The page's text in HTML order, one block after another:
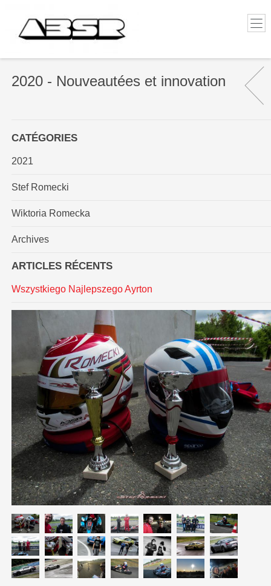
2020 - Nouveautées et innovation
CATÉGORIES
2021
Stef Romecki
Wiktoria Romecka
Archives
ARTICLES RÉCENTS
Wszystkiego Najlepszego Ayrton